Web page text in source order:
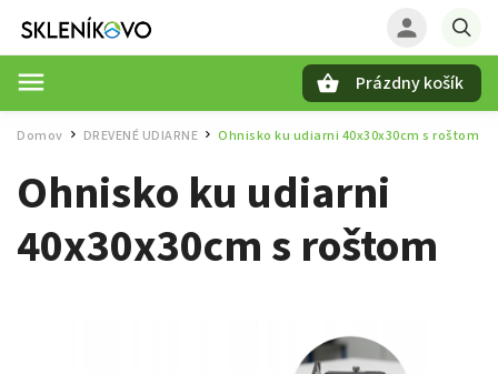
Prázdny košík
Domov DREVENÉ UDIARNE / Ohnisko ku udiarni 40x30x30cm s roštom
Ohnisko ku udiarni
40x30x30cm s roštom